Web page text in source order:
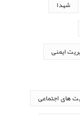
شهدا
ایمنی
های اجتماعی